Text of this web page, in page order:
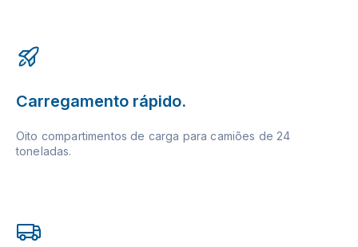
Carregamento rápido.
Oito compartimentos de carga para camiões de 24
toneladas.